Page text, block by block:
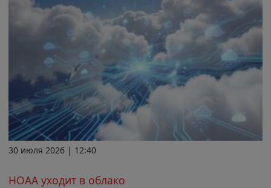
30 июля 2026 | 12:40
НОАА уходит в облако